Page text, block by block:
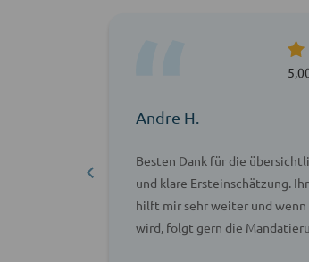
Andre H.
Besten Dank für die
und klare Ersteinschätzung.
hilft mir sehr weiter und
wird, folgt gern die